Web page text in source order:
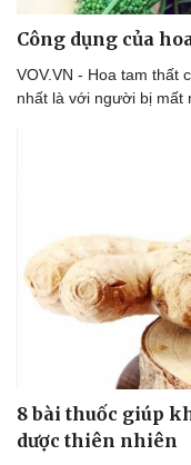
Du lịch
Tư vấn
Săn Tour
Công dụng của
VOV.VN - Hoa tam thất
nhất là với người bị mất
8 bài thuốc giúp
dược thiên nhiên